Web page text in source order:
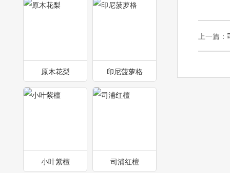
原木花梨 印尼菠萝格
小叶紫檀 司浦红檀
上一篇：